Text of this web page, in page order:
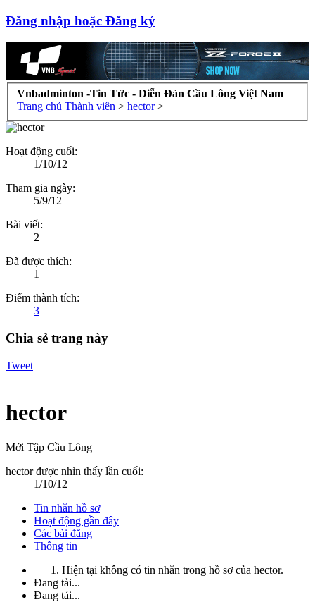
Đăng nhập hoặc Đăng ký
Vnbadminton -Tin Tức - Diễn Đàn Cầu Lông Việt Nam
Trang chủ Thành viên > hector >
Hoạt động cuối:
1/10/12
Tham gia ngày:
5/9/12
Bài viết:
2
Đã được thích:
1
Điểm thành tích:
3
Chia sẻ trang này
Tweet
hector
Mới Tập Cầu Lông
hector được nhìn thấy lần cuối:
1/10/12
Tin nhắn hồ sơ
Hoạt động gần đây
Các bài đăng
Thông tin
Hiện tại không có tin nhắn trong hồ sơ của hector.
Đang tải...
Đang tải...